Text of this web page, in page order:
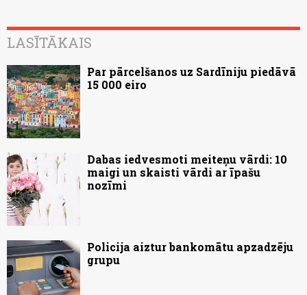
LASĪTĀKAIS
Par pārcelšanos uz Sardīniju piedāvā
15 000 eiro
Dabas iedvesmoti meiteņu vārdi: 10
maigi un skaisti vārdi ar īpašu
nozīmi
Policija aiztur bankomātu apzadzēju
grupu